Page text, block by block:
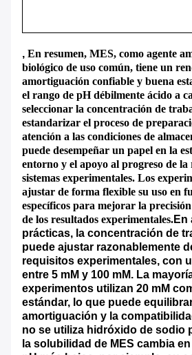
, En resumen, MES, como agente
biológico de uso común, tiene un
amortiguación confiable y buena
el rango de pH débilmente ácido a
seleccionar la concentración de
estandarizar el proceso de
atención a las condiciones de
puede desempeñar un papel en la
entorno y el apoyo al progreso de la
sistemas experimentales. Los
ajustar de forma flexible su uso en
específicos para mejorar la
de los resultados experimentales.En
prácticas, la concentración de
puede ajustar razonablemente
requisitos experimentales, con
entre 5 mM y 100 mM. La
experimentos utilizan 20 mM
estándar, lo que puede
amortiguación y la
no se utiliza hidróxido de sodio
la solubilidad de MES cambia